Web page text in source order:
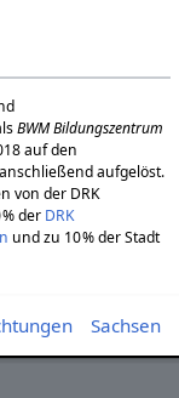
BWM Bildungszentrum
auf den
aufgelöst.
von der DRK
der DRK
und zu 10 % der Stadt
Sachsen